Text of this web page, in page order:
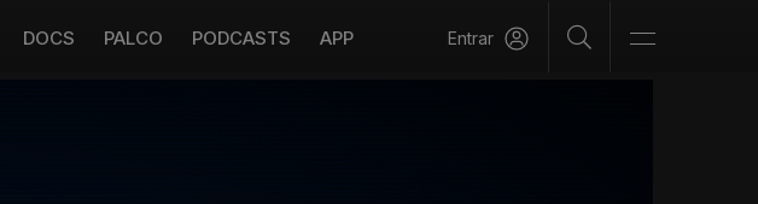
DOCS PALCO PODCASTS APP Entrar